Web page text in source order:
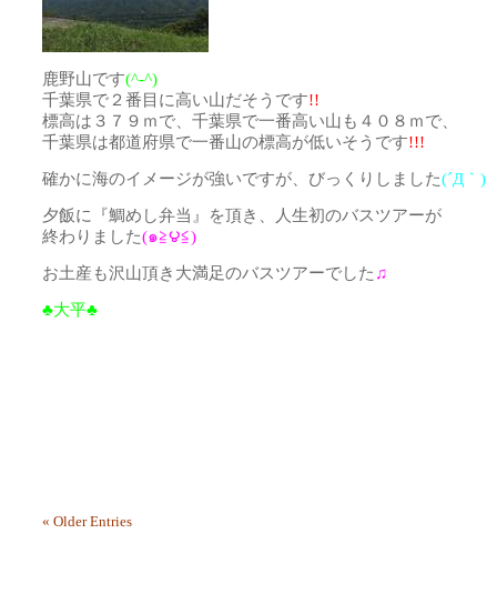
鹿野山です(^-^)
千葉県で２番目に高い山だそうです!!
標高は３７９ｍで、千葉県で一番高い山も４０８ｍで、
千葉県は都道府県で一番山の標高が低いそうです!!!
確かに海のイメージが強いですが、びっくりしました(´Д｀)
夕飯に『鯛めし弁当』を頂き、人生初のバスツアーが
終わりました(๑≧౪≦)
お土産も沢山頂き大満足のバスツアーでした ♫
♣大平♣
« Older Entries